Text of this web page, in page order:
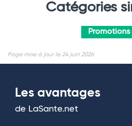
Catégories
Promotions
Page mise à jour le 24 juin 2026
Les avantages
de LaSante.net